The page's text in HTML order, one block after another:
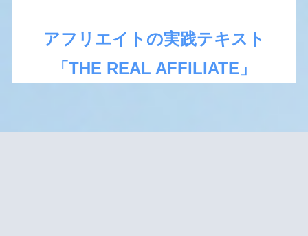
アフリエイトの実践テキスト
「THE REAL AFFILIATE」